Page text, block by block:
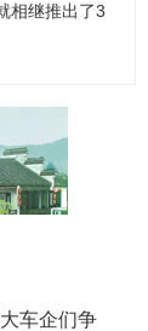
相继推出了3
车企们争